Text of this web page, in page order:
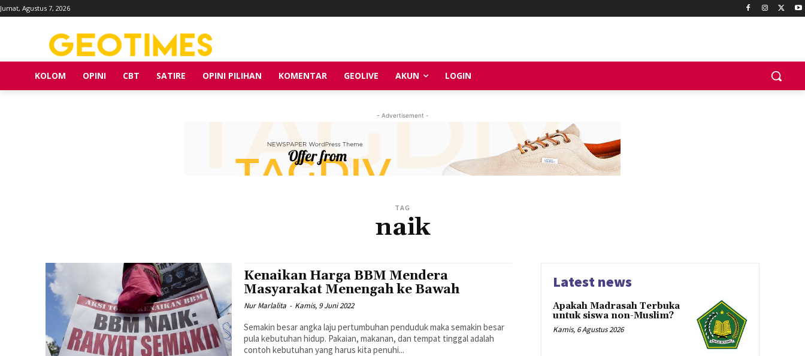
Jumat, Agustus 7, 2026
KOLOM OPINI CBT SATIRE OPINI PILIHAN KOMENTAR GEOLIVE AKUN LOGIN
- Advertisement -
TAG
naik
Kenaikan Harga BBM Mendera
Masyarakat Menengah ke Bawah
Nur Marlalita - Kamis, 9 Juni 2022
Semakin besar angka laju pertumbuhan penduduk maka semakin besar
pula kebutuhan hidup. Pakaian, makanan, dan tempat tinggal adalah
contoh kebutuhan yang harus kita penuhi...
Latest news
Apakah Madrasah Terbuka
untuk siswa non-Muslim?
Kamis, 6 Agustus 2026